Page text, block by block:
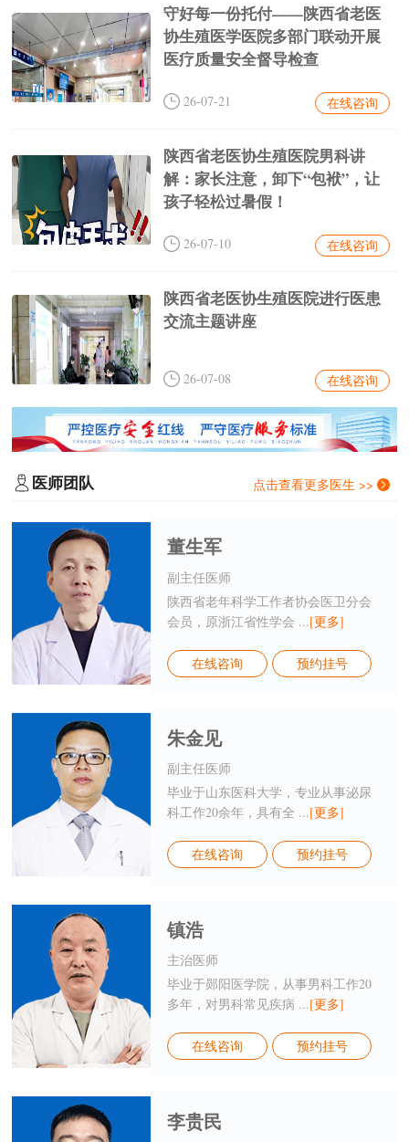
守好每一份托付——陕西省老医
协生殖医学医院多部门联动开展
医疗质量安全督导检查
26-07-21 在线咨询
陕西省老医协生殖医院男科讲
解：家长注意，卸下“包袱”，让
孩子轻松过暑假！
26-07-10 在线咨询
陕西省老医协生殖医院进行医患
交流主题讲座
26-07-08 在线咨询
医师团队 点击查看更多医生 >>
董生军
副主任医师
陕西省老年科学工作者协会医卫分会
会员，原浙江省性学会 ...[更多]
在线咨询 预约挂号
朱金见
副主任医师
毕业于山东医科大学，专业从事泌尿
科工作20余年，具有全 ...[更多]
在线咨询 预约挂号
镇浩
主治医师
毕业于郧阳医学院，从事男科工作20
多年，对男科常见疾病 ...[更多]
在线咨询 预约挂号
李贵民